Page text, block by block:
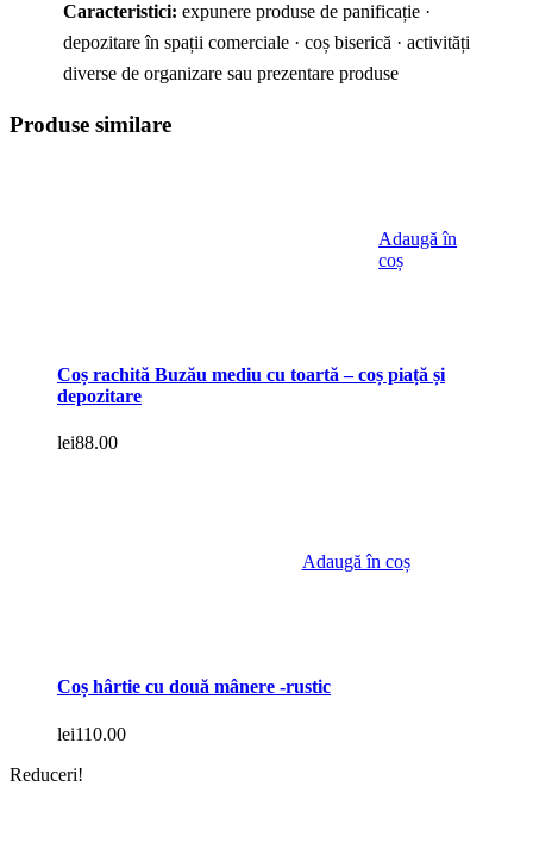
Caracteristici: expunere produse de panificație ·
depozitare în spații comerciale · coș biserică · activități
diverse de organizare sau prezentare produse
Produse similare
Adaugă în
coș
Coș rachită Buzău mediu cu toartă – coș piață și
depozitare
lei88.00
Adaugă în coș
Coș hârtie cu două mânere -rustic
lei110.00
Reduceri!